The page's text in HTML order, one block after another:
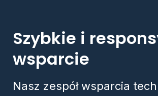
Szybkie i
wsparcie
Nasz zespół wsparcia